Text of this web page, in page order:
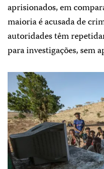
aprisionados, em
maioria é acusada de
autoridades têm
para investigações, sem